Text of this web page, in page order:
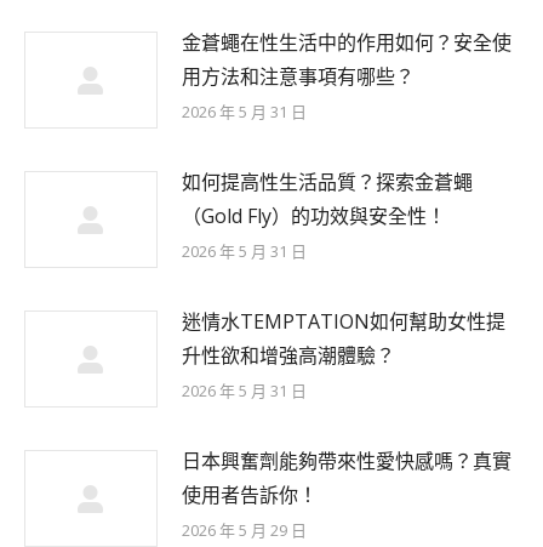
金蒼蠅在性生活中的作用如何？安全使
用方法和注意事項有哪些？
2026 年 5 月 31 日
如何提高性生活品質？探索金蒼蠅
（Gold Fly）的功效與安全性！
2026 年 5 月 31 日
迷情水TEMPTATION如何幫助女性提
升性欲和增強高潮體驗？
2026 年 5 月 31 日
日本興奮劑能夠帶來性愛快感嗎？真實
使用者告訴你！
2026 年 5 月 29 日